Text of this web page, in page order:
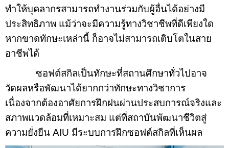
ทำให้บุคลากรสามารถทำงานร่วมกับผู้อื่นได้อย่างมี
ประสิทธิภาพ แม้ว่าจะมีความรู้ทางวิชาชีพที่ดีเพียงใด
หากขาดทักษะเหล่านี้ ก็อาจไม่สามารถเติบโตในสาย
อาชีพได้
ซอฟต์สกิลเป็นทักษะที่สถานศึกษาทั่วไปอาจ
วัดผลหรือพัฒนาได้ยากกว่าทักษะทางวิชาการ
เนื่องจากต้องอาศัยการฝึกฝนผ่านประสบการณ์จริงและ
สภาพแวดล้อมที่เหมาะสม แต่ที่สถาบันพัฒนาชีวิตสู่
ความยั่งยืน AIU มีระบบการฝึกซอฟต์สกิลที่เห็นผล